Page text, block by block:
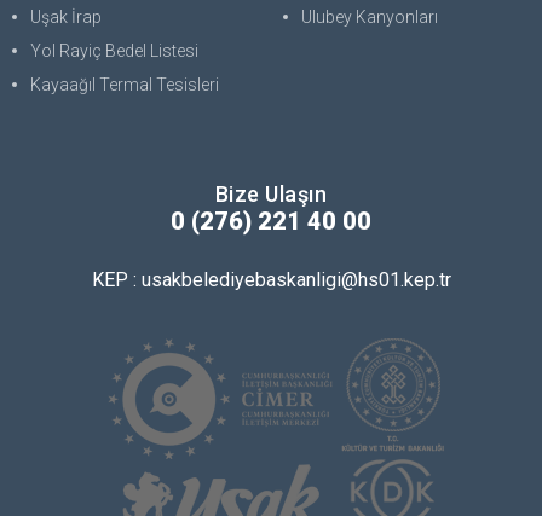
Uşak İrap
Yol Rayiç Bedel Listesi
Kayaağıl Termal Tesisleri
Ulubey Kanyonları
Bize Ulaşın
0 (276) 221 40 00
KEP : usakbelediyebaskanligi@hs01.kep.tr